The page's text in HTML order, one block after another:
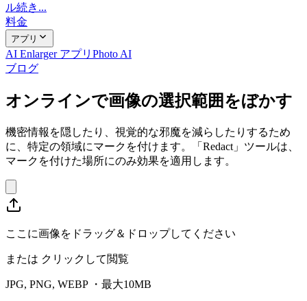
ル続き...
料金
アプリ
AI Enlarger アプリ Photo AI
ブログ
オンラインで画像の選択範囲をぼかす
機密情報を隠したり、視覚的な邪魔を減らしたりするため
に、特定の領域にマークを付けます。「Redact」ツールは、
マークを付けた場所にのみ効果を適用します。
ここに画像をドラッグ＆ドロップしてください
または クリックして閲覧
JPG, PNG, WEBP ・最大10MB